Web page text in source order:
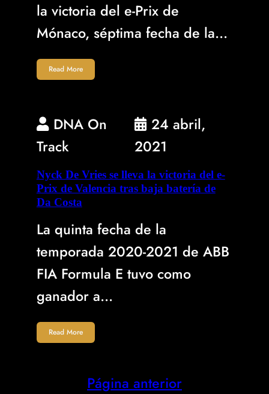
la victoria del e-Prix de
Mónaco, séptima fecha de la…
Read More
DNA On
Track
24 abril,
2021
Nyck De Vries se lleva la victoria del e-
Prix de Valencia tras baja batería de
Da Costa
La quinta fecha de la
temporada 2020-2021 de ABB
FIA Formula E tuvo como
ganador a…
Read More
Página anterior